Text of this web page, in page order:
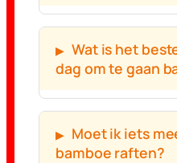
Wat is het
dag om te gaan
Moet ik iets
bamboe raften?